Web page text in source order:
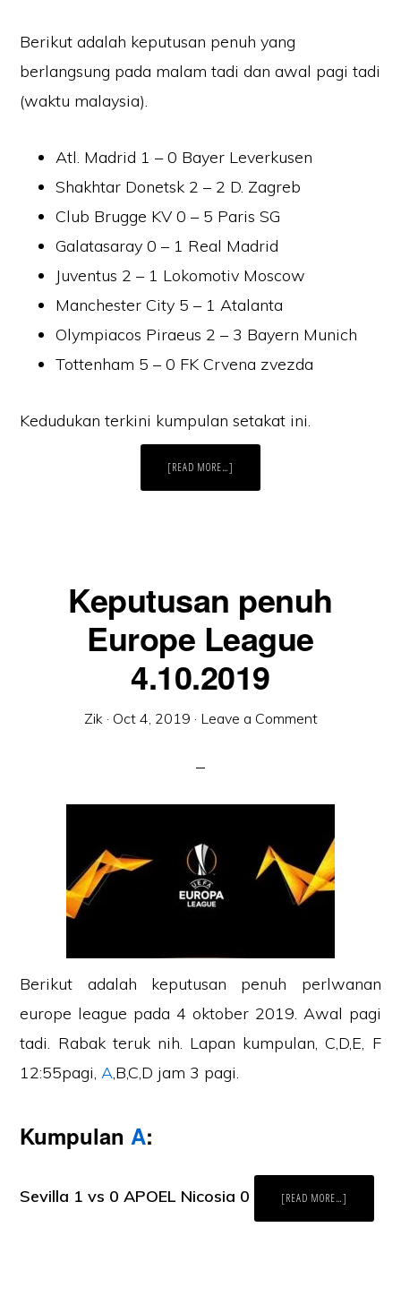
Berikut adalah keputusan penuh yang
berlangsung pada malam tadi dan awal pagi tadi
(waktu malaysia).
Atl. Madrid 1 – 0 Bayer Leverkusen
Shakhtar Donetsk 2 – 2 D. Zagreb
Club Brugge KV 0 – 5 Paris SG
Galatasaray 0 – 1 Real Madrid
Juventus 2 – 1 Lokomotiv Moscow
Manchester City 5 – 1 Atalanta
Olympiacos Piraeus 2 – 3 Bayern Munich
Tottenham 5 – 0 FK Crvena zvezda
Kedudukan terkini kumpulan setakat ini.
[READ MORE…]
PENUH
Keputusan penuh
Europe League
4.10.2019
Zik· Oct 4, 2019 · Leave a Comment
Berikut adalah keputusan penuh perlwanan
europe league pada 4 oktober 2019. Awal pagi
tadi. Rabak teruk nih. Lapan kumpulan, C,D,E, F
12:55pagi,A,B,C,D jam 3 pagi.
KumpulanA:
Sevilla 1 vs 0 APOEL Nicosia 0 [READ MORE…]
PENUH